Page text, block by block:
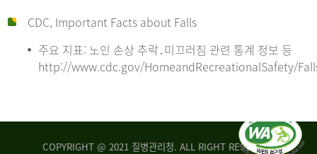
CDC, Important Facts about Falls
주요 지표: 노인 손상 추락․미끄러짐 관련 통계 정보 등
http://www.cdc.gov/HomeandRecreationalSafety/
COPYRIGHT @ 2021 질병관리청. ALL RIGHT RESERVED